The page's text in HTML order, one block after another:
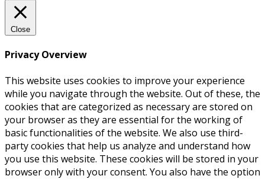
Close
Privacy Overview
This website uses cookies to improve your experience
while you navigate through the website. Out of these, the
cookies that are categorized as necessary are stored on
your browser as they are essential for the working of
basic functionalities of the website. We also use third-
party cookies that help us analyze and understand how
you use this website. These cookies will be stored in your
browser only with your consent. You also have the option